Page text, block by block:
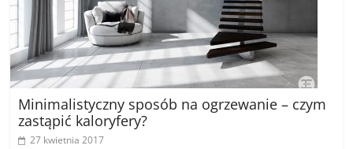
Minimalistyczny sposób na ogrzewanie – czym
zastąpić kaloryfery?
27 kwietnia 2017